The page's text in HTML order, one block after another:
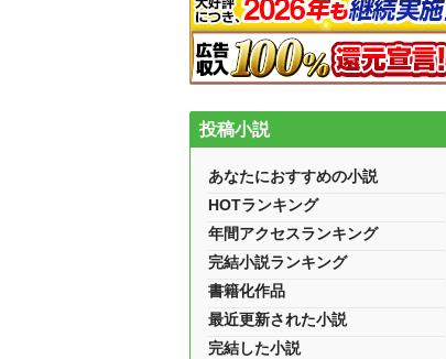
投稿小説
あなたにおすすめの小説
HOTランキング
年間アクセスランキング
完結小説ランキング
書籍化作品
最近更新された小説
完結した小説